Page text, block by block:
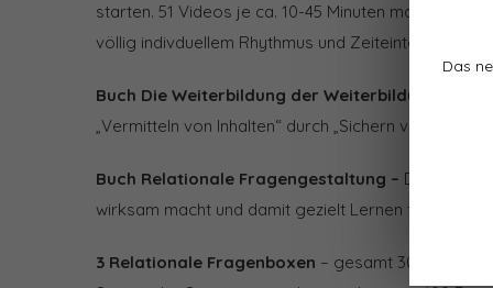
Das
starten. 51 Videos je ca. 10-45 Minuten machen Sie
völlig indivduellem Rhythmus und Zeiteinteilung. 1
Buch Die Weiterbildung der Weiterbildung
„Vermitteln von Inhalten“ durch „Sichern von
Buch Relationale Fragengestaltung – Das Buch,
wirksam macht und damit gezielt Lernen triggert.
3 Relationale Fragenboxen – gesamt 300